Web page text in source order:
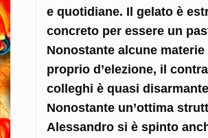
e quotidiane. Il gelato è
concreto per essere un
Nonostante alcune
proprio d’elezione, il
colleghi è quasi
Nonostante un’ottima
Alessandro si è spinto